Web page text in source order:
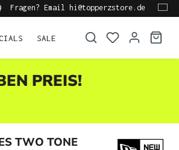
Fragen? Email hi@topperzstore.de
SALE
PREIS!
TWO TONE